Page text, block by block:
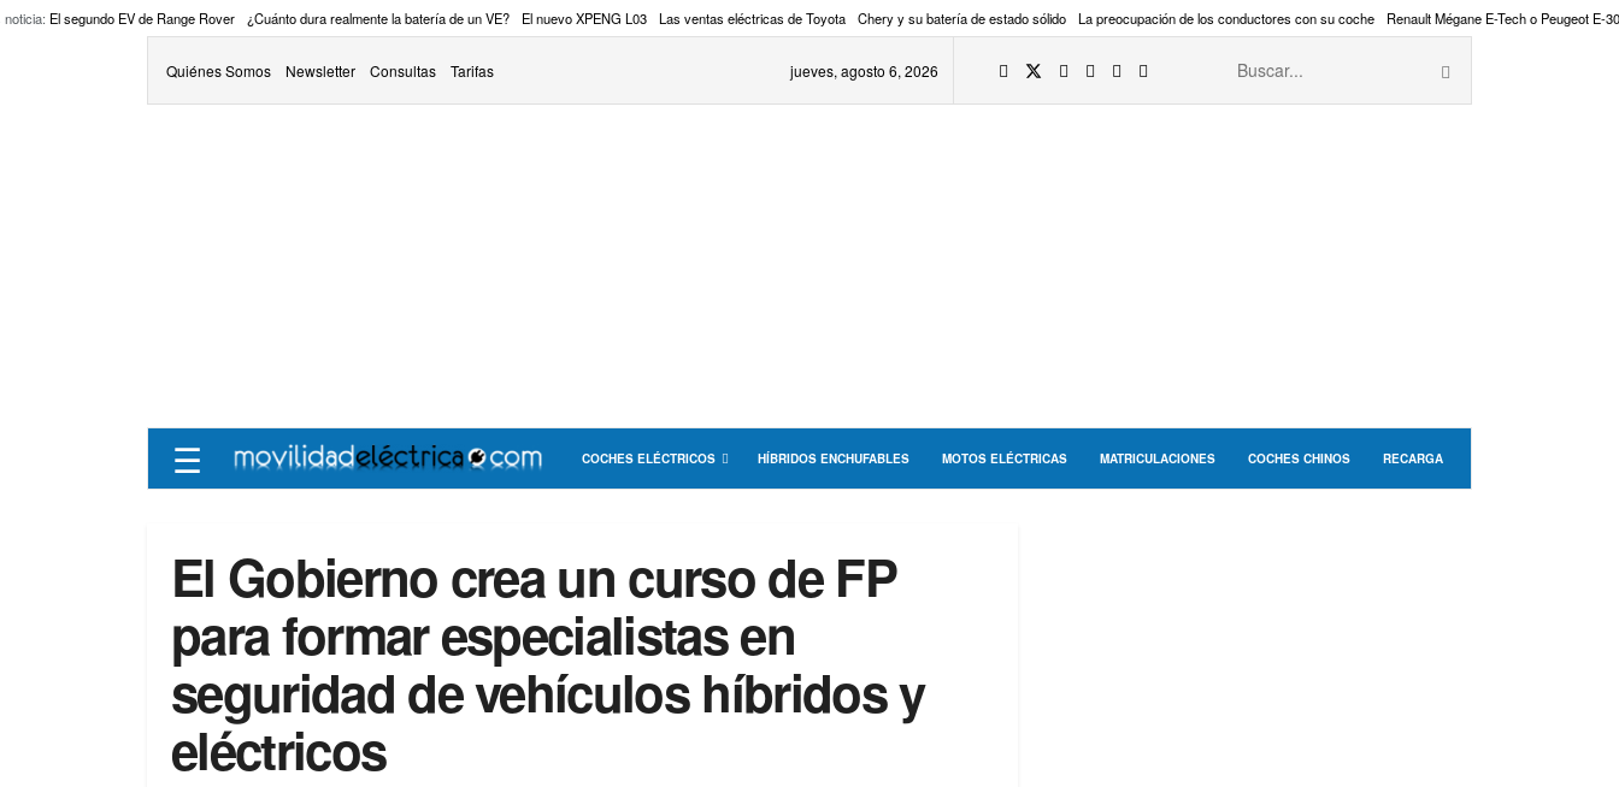
noticia: El segundo EV de Range Rover ¿Cuánto dura realmente la batería de un VE? El nuevo XPENG L03 Las ventas eléctricas de Toyota Chery y su batería de estado sólido La preocupación de los conductores con su coche Renault Mégane E-Tech o Peugeot E-
Quiénes Somos Newsletter Consultas Tarifas jueves, agosto 6, 2026
☰ COCHES ELÉCTRICOS HÍBRIDOS ENCHUFABLES MOTOS ELÉCTRICAS MATRICULACIONES COCHES CHINOS RECARGA
El Gobierno crea un curso de FP
para formar especialistas en
seguridad de vehículos híbridos y
eléctricos